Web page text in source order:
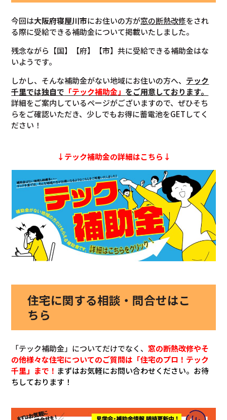
今回は大阪府寝屋川市にお住いの方が窓の断熱改修をされ
る際に受給できる補助金について掲載いたしました。
残念ながら【国】【府】【市】共に受給できる補助金はな
いようです。
しかし、そんな補助金がない地域にお住いの方へ、 テック
千里では独自で 「テック補助金」 をご用意しております。
詳細をご案内しているページがございますので、ぜひそち
らをご確認いただき、少しでもお得に蓄電池をGETしてく
ださい！
↓テック補助金の詳細はこちら↓
住宅に関する相談・問合せはこ
ちら
「テック補助金」についてだけでなく、 窓の断熱改修やそ
の他様々な住宅についてのご質問は「住宅のプロ！テック
千里」まで！ まずはお気軽にお問い合わせください。お待
ちしております！